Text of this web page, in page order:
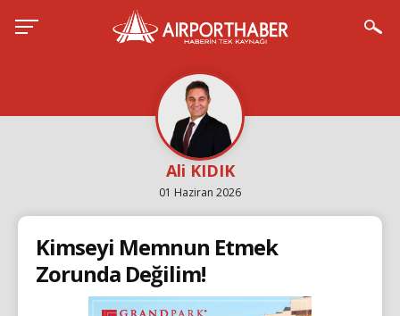
Ali KIDIK
01 Haziran 2026
Kimseyi Memnun Etmek
Zorunda Değilim!